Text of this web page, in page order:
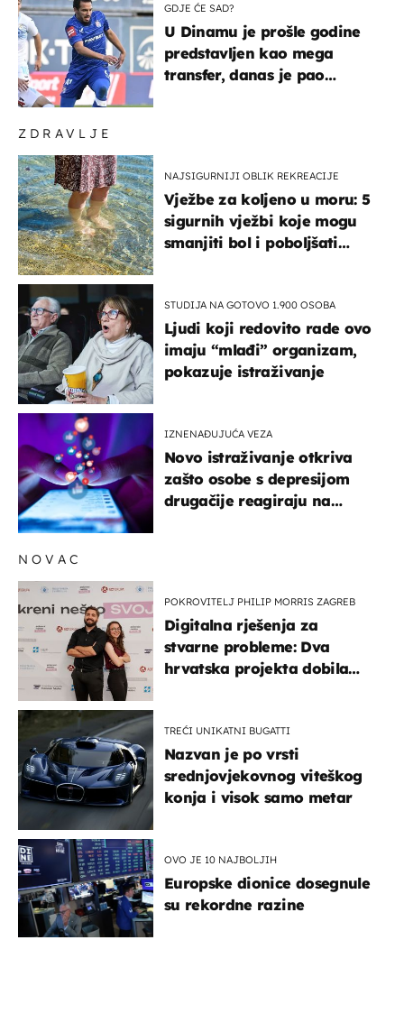
ZDRAVLJE
NAJSIGURNIJI OBLIK REKREACIJE
Vježbe za koljeno u moru: 5
sigurnih vježbi koje mogu
smanjiti bol i poboljšati
STUDIJA NA GOTOVO 1.900 OSOBA
Ljudi koji redovito rade ovo
imaju “mlađi” organizam,
pokazuje istraživanje
IZNENAĐUJUĆA VEZA
Novo istraživanje otkriva
zašto osobe s depresijom
drugačije reagiraju na
GDJE ĆE SAD?
U Dinamu je prošle godine
predstavljen kao mega
transfer, danas je pao
NOVAC
POKROVITELJ PHILIP MORRIS ZAGREB
Digitalna rješenja za
stvarne probleme: Dva
hrvatska projekta dobila
TREĆI UNIKATNI BUGATTI
Nazvan je po vrsti
srednjovjekovnog viteškog
konja i visok samo metar
OVO JE 10 NAJBOLJIH
Europske dionice dosegnule
su rekordne razine